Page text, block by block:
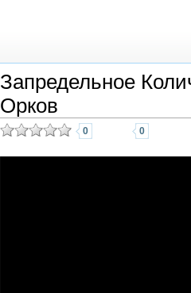
Запредельное
Орков
0 0